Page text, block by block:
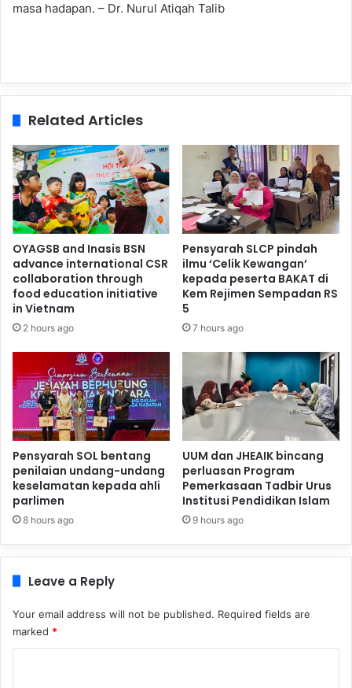
masa hadapan. – Dr. Nurul Atiqah Talib
Related Articles
OYAGSB and Inasis BSN
advance international CSR
collaboration through
food education initiative
in Vietnam
2 hours ago
Pensyarah SLCP pindah
ilmu ‘Celik Kewangan’
kepada peserta BAKAT di
Kem Rejimen Sempadan RS
5
7 hours ago
Pensyarah SOL bentang
penilaian undang-undang
keselamatan kepada ahli
parlimen
8 hours ago
UUM dan JHEAIK bincang
perluasan Program
Pemerkasaan Tadbir Urus
Institusi Pendidikan Islam
9 hours ago
Leave a Reply
Your email address will not be published. Required fields are
marked *